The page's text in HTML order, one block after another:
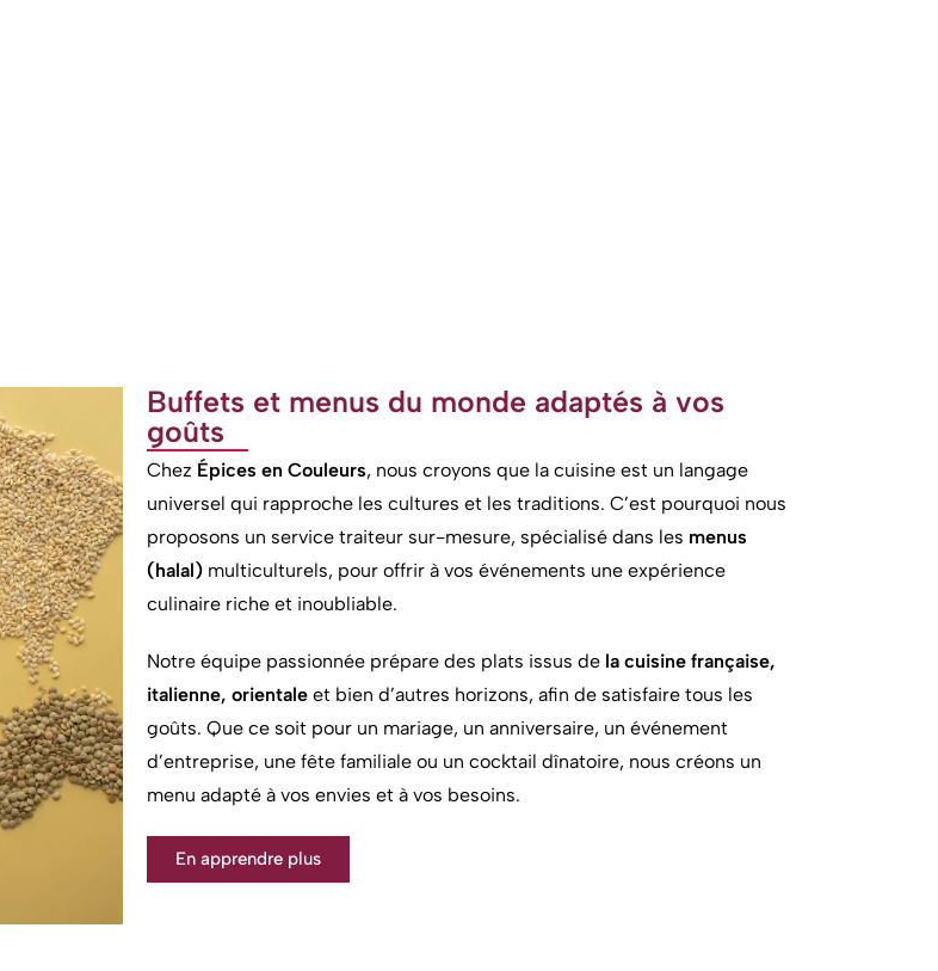
Buffets et menus du monde adaptés à vos
goûts
Chez Épices en Couleurs, nous croyons que la cuisine est un langage
universel qui rapproche les cultures et les traditions. C’est pourquoi nous
proposons un service traiteur sur-mesure, spécialisé dans les menus
(halal) multiculturels, pour offrir à vos événements une expérience
culinaire riche et inoubliable.
Notre équipe passionnée prépare des plats issus de la cuisine française,
italienne, orientale et bien d’autres horizons, afin de satisfaire tous les
goûts. Que ce soit pour un mariage, un anniversaire, un événement
d’entreprise, une fête familiale ou un cocktail dînatoire, nous créons un
menu adapté à vos envies et à vos besoins.
En apprendre plus